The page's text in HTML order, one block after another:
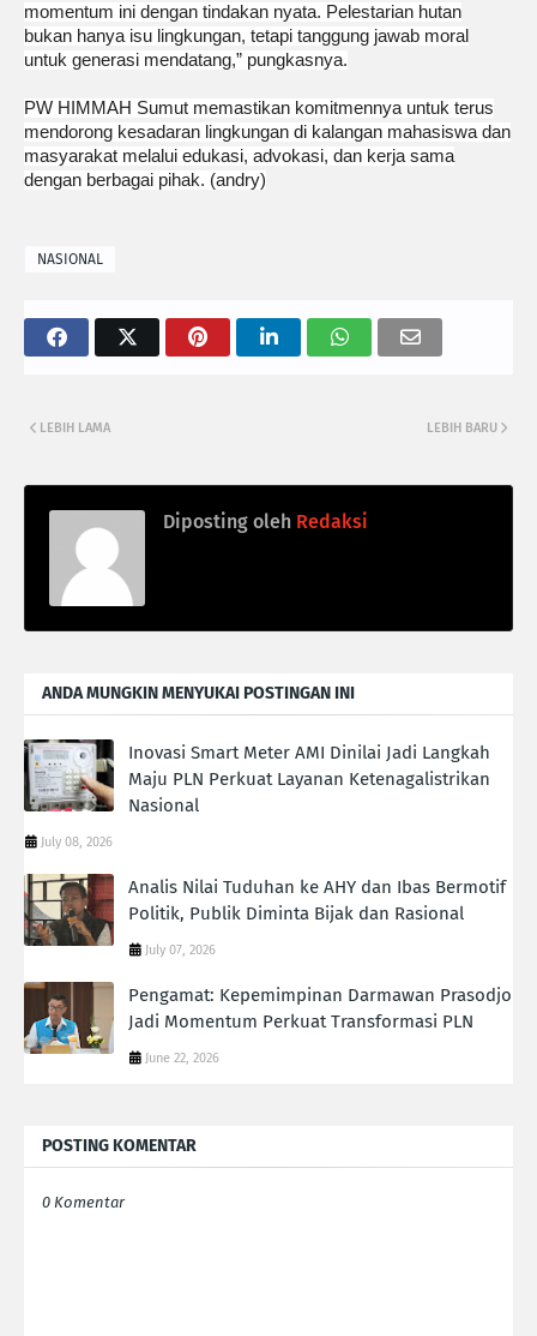
momentum ini dengan tindakan nyata. Pelestarian hutan
bukan hanya isu lingkungan, tetapi tanggung jawab moral
untuk generasi mendatang,” pungkasnya.
‎PW HIMMAH Sumut memastikan komitmennya untuk terus
mendorong kesadaran lingkungan di kalangan mahasiswa dan
masyarakat melalui edukasi, advokasi, dan kerja sama
dengan berbagai pihak. (andry)
NASIONAL
LEBIH BARU
LEBIH LAMA
Diposting oleh Redaksi
ANDA MUNGKIN MENYUKAI POSTINGAN INI
Inovasi Smart Meter AMI Dinilai Jadi Langkah
Maju PLN Perkuat Layanan Ketenagalistrikan
Nasional
July 08, 2026
Analis Nilai Tuduhan ke AHY dan Ibas Bermotif
Politik, Publik Diminta Bijak dan Rasional
July 07, 2026
Pengamat: Kepemimpinan Darmawan Prasodjo
Jadi Momentum Perkuat Transformasi PLN
June 22, 2026
POSTING KOMENTAR
0 Komentar